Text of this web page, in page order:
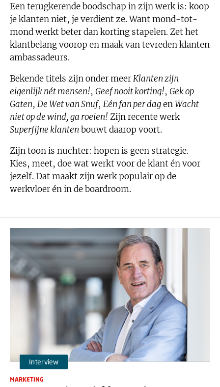
Een terugkerende boodschap in zijn werk is: koop
je klanten niet, je verdient ze. Want mond-tot-
mond werkt beter dan korting stapelen. Zet het
klantbelang voorop en maak van tevreden klanten
ambassadeurs.
Bekende titels zijn onder meerKlanten zijn
eigenlijk nét mensen!, Geef nooit korting!, Gek op
Gaten, De Wet van Snuf, Eén fan per dagenWacht
niet op de wind, ga roeien! Zijn recente werk
Superfijne klantenbouwt daarop voort.
Zijn toon is nuchter: hopen is geen strategie.
Kies, meet, doe wat werkt voor de klant én voor
jezelf. Dat maakt zijn werk populair op de
werkvloer én in de boardroom.
Interview
MARKETING